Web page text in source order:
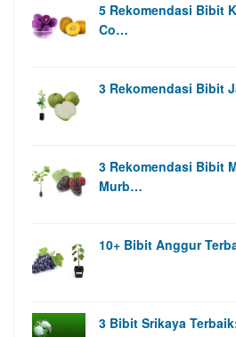
5 Rekomendasi Bibit
Co…
3 Rekomendasi Bibit
3 Rekomendasi Bibit
Murb…
10+ Bibit Anggur
3 Bibit Srikaya